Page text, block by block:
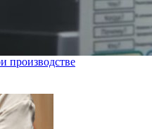
производстве